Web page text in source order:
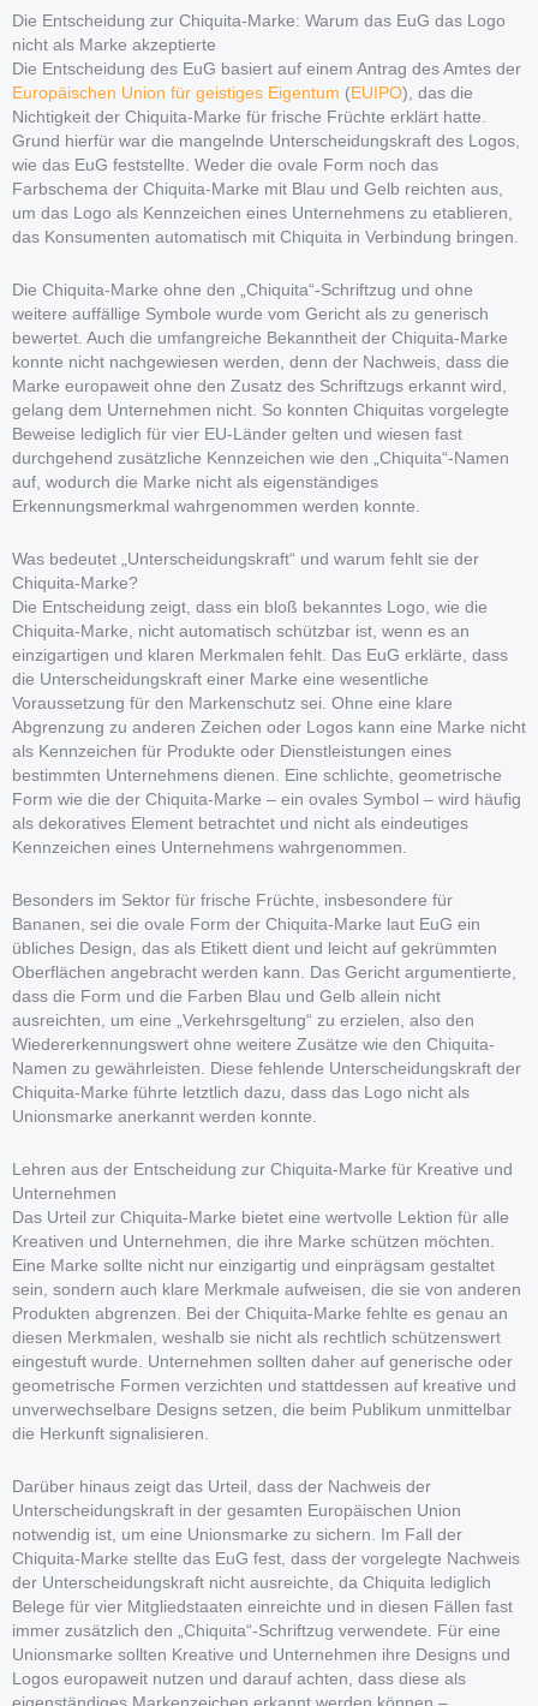
Die Entscheidung zur Chiquita-Marke: Warum das EuG das Logo
nicht als Marke akzeptierte
Die Entscheidung des EuG basiert auf einem Antrag des Amtes der
Europäischen Union für geistiges Eigentum (EUIPO), das die
Nichtigkeit der Chiquita-Marke für frische Früchte erklärt hatte.
Grund hierfür war die mangelnde Unterscheidungskraft des Logos,
wie das EuG feststellte. Weder die ovale Form noch das
Farbschema der Chiquita-Marke mit Blau und Gelb reichten aus,
um das Logo als Kennzeichen eines Unternehmens zu etablieren,
das Konsumenten automatisch mit Chiquita in Verbindung bringen.
Die Chiquita-Marke ohne den „Chiquita“-Schriftzug und ohne
weitere auffällige Symbole wurde vom Gericht als zu generisch
bewertet. Auch die umfangreiche Bekanntheit der Chiquita-Marke
konnte nicht nachgewiesen werden, denn der Nachweis, dass die
Marke europaweit ohne den Zusatz des Schriftzugs erkannt wird,
gelang dem Unternehmen nicht. So konnten Chiquitas vorgelegte
Beweise lediglich für vier EU-Länder gelten und wiesen fast
durchgehend zusätzliche Kennzeichen wie den „Chiquita“-Namen
auf, wodurch die Marke nicht als eigenständiges
Erkennungsmerkmal wahrgenommen werden konnte.
Was bedeutet „Unterscheidungskraft“ und warum fehlt sie der
Chiquita-Marke?
Die Entscheidung zeigt, dass ein bloß bekanntes Logo, wie die
Chiquita-Marke, nicht automatisch schützbar ist, wenn es an
einzigartigen und klaren Merkmalen fehlt. Das EuG erklärte, dass
die Unterscheidungskraft einer Marke eine wesentliche
Voraussetzung für den Markenschutz sei. Ohne eine klare
Abgrenzung zu anderen Zeichen oder Logos kann eine Marke nicht
als Kennzeichen für Produkte oder Dienstleistungen eines
bestimmten Unternehmens dienen. Eine schlichte, geometrische
Form wie die der Chiquita-Marke – ein ovales Symbol – wird häufig
als dekoratives Element betrachtet und nicht als eindeutiges
Kennzeichen eines Unternehmens wahrgenommen.
Besonders im Sektor für frische Früchte, insbesondere für
Bananen, sei die ovale Form der Chiquita-Marke laut EuG ein
übliches Design, das als Etikett dient und leicht auf gekrümmten
Oberflächen angebracht werden kann. Das Gericht argumentierte,
dass die Form und die Farben Blau und Gelb allein nicht
ausreichten, um eine „Verkehrsgeltung“ zu erzielen, also den
Wiedererkennungswert ohne weitere Zusätze wie den Chiquita-
Namen zu gewährleisten. Diese fehlende Unterscheidungskraft der
Chiquita-Marke führte letztlich dazu, dass das Logo nicht als
Unionsmarke anerkannt werden konnte.
Lehren aus der Entscheidung zur Chiquita-Marke für Kreative und
Unternehmen
Das Urteil zur Chiquita-Marke bietet eine wertvolle Lektion für alle
Kreativen und Unternehmen, die ihre Marke schützen möchten.
Eine Marke sollte nicht nur einzigartig und einprägsam gestaltet
sein, sondern auch klare Merkmale aufweisen, die sie von anderen
Produkten abgrenzen. Bei der Chiquita-Marke fehlte es genau an
diesen Merkmalen, weshalb sie nicht als rechtlich schützenswert
eingestuft wurde. Unternehmen sollten daher auf generische oder
geometrische Formen verzichten und stattdessen auf kreative und
unverwechselbare Designs setzen, die beim Publikum unmittelbar
die Herkunft signalisieren.
Darüber hinaus zeigt das Urteil, dass der Nachweis der
Unterscheidungskraft in der gesamten Europäischen Union
notwendig ist, um eine Unionsmarke zu sichern. Im Fall der
Chiquita-Marke stellte das EuG fest, dass der vorgelegte Nachweis
der Unterscheidungskraft nicht ausreichte, da Chiquita lediglich
Belege für vier Mitgliedstaaten einreichte und in diesen Fällen fast
immer zusätzlich den „Chiquita“-Schriftzug verwendete. Für eine
Unionsmarke sollten Kreative und Unternehmen ihre Designs und
Logos europaweit nutzen und darauf achten, dass diese als